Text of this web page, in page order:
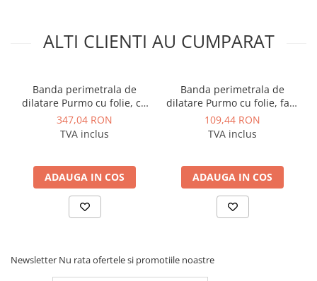
Izolatii pentru sisteme solare
Polistiren expandat
Vata minerala bazaltica
Automatizari si elemente de
Automatizari panouri solare
Grupuri de circulatie
Manometre, presostate si
ALTI CLIENTI AU CUMPARAT
Banda perimetrala de
dilatare Purmo cu folie, cu
banda adeziva 6 x 150 mm,
rola 60ml
347,04 RON
TVA inclus
ADAUGA IN COS
Banda perimetrala de
dilatare Purmo cu folie, fara
banda adeziva 8 x 160 mm,
rola 30ml
109,44 RON
TVA inclus
ADAUGA IN COS
Newsletter Nu rata ofertele si promotiile noastre